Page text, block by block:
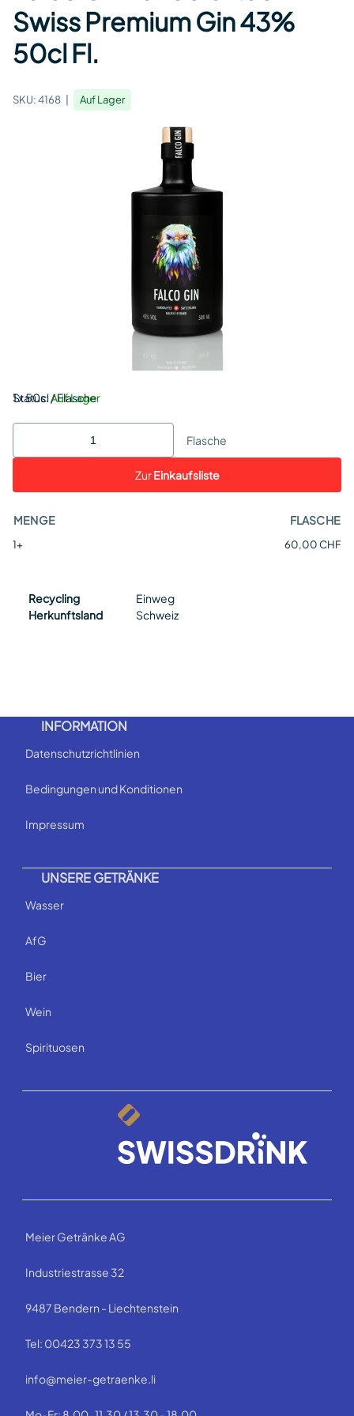
Swiss Premium Gin 43%
50cl Fl.
SKU:4168 Auf Lager
Status:Auf Lager
1 x 50cl / Flasche
Flasche
ZurEinkaufsliste
MENGE FLASCHE
1+ 60,00 CHF
Recycling
Einweg
Herkunftsland
Schweiz
INFORMATION
Datenschutzrichtlinien
Bedingungen und Konditionen
Impressum
UNSERE GETRÄNKE
Wasser
AfG
Bier
Wein
Spirituosen
Meier Getränke AG
Industriestrasse 32
9487 Bendern - Liechtenstein
Tel: 00423 373 13 55
info@meier-getraenke.li